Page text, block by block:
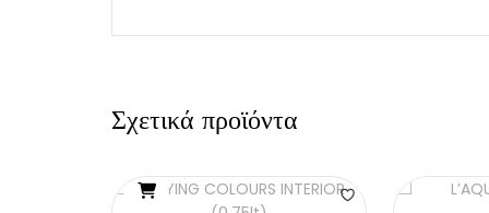
Σχετικά προϊόντα